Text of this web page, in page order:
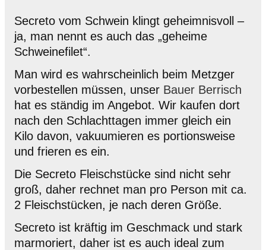
Secreto vom Schwein klingt geheimnisvoll –
ja, man nennt es auch das „geheime
Schweinefilet“.
Man wird es wahrscheinlich beim Metzger
vorbestellen müssen, unser Bauer Berrisch
hat es ständig im Angebot. Wir kaufen dort
nach den Schlachttagen immer gleich ein
Kilo davon, vakuumieren es portionsweise
und frieren es ein.
Die Secreto Fleischstücke sind nicht sehr
groß, daher rechnet man pro Person mit ca.
2 Fleischstücken, je nach deren Größe.
Secreto ist kräftig im Geschmack und stark
marmoriert, daher ist es auch ideal zum